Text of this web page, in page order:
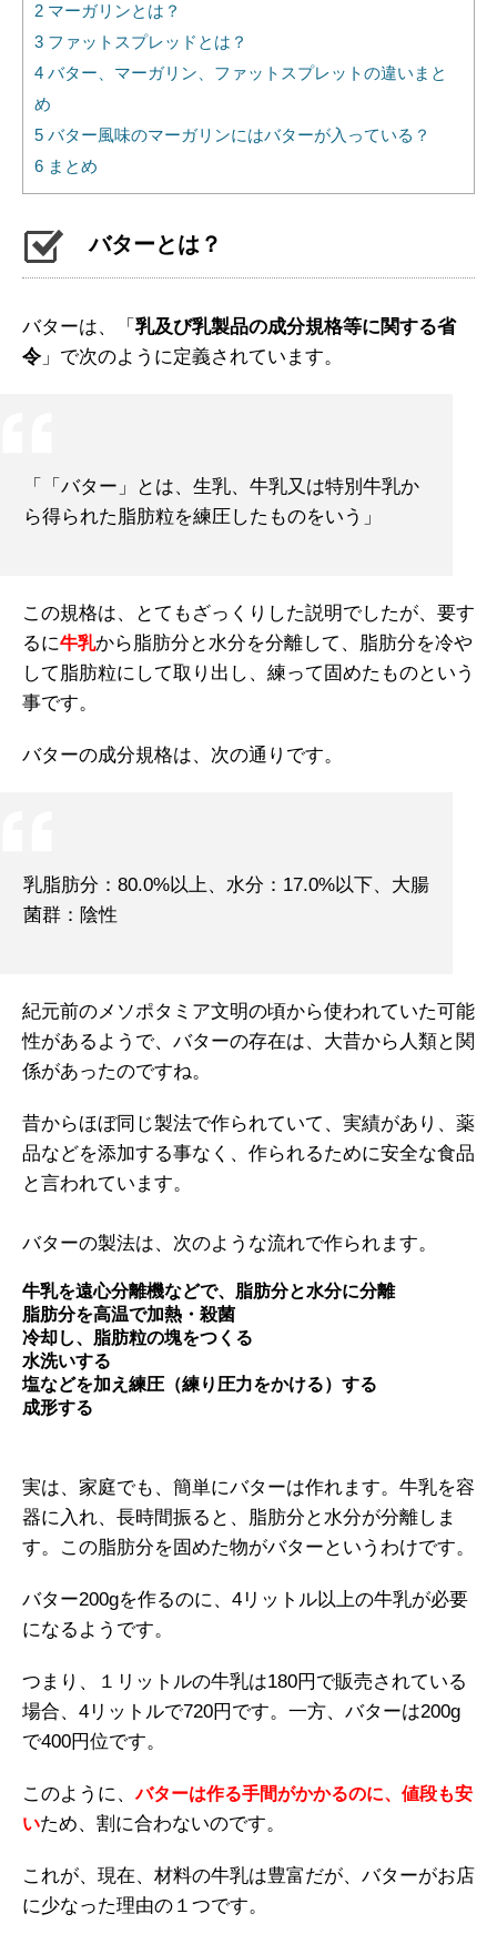
2 マーガリンとは？
3 ファットスプレッドとは？
4 バター、マーガリン、ファットスプレットの違いまと
め
5 バター風味のマーガリンにはバターが入っている？
6 まとめ
バターとは？
バターは、「 乳及び乳製品の成分規格等に関する省
令 」で次のように定義されています。
「「バター」とは、生乳、牛乳又は特別牛乳か
ら得られた脂肪粒を練圧したものをいう」
この規格は、とてもざっくりした説明でしたが、要す
るに牛乳から脂肪分と水分を分離して、脂肪分を冷や
して脂肪粒にして取り出し、練って固めたものという
事です。
バターの成分規格は、次の通りです。
乳脂肪分：80.0%以上、水分：17.0%以下、大腸
菌群：陰性
紀元前のメソポタミア文明の頃から使われていた可能
性があるようで、バターの存在は、大昔から人類と関
係があったのですね。
昔からほぼ同じ製法で作られていて、実績があり、薬
品などを添加する事なく、作られるために安全な食品
と言われています。
バターの製法は、次のような流れで作られます。
牛乳を遠心分離機などで、脂肪分と水分に分離
脂肪分を高温で加熱・殺菌
冷却し、脂肪粒の塊をつくる
水洗いする
塩などを加え練圧（練り圧力をかける）する
成形する
実は、家庭でも、簡単にバターは作れます。牛乳を容
器に入れ、長時間振ると、脂肪分と水分が分離しま
す。この脂肪分を固めた物がバターというわけです。
バター200gを作るのに、4リットル以上の牛乳が必要
になるようです。
つまり、１リットルの牛乳は180円で販売されている
場合、4リットルで720円です。一方、バターは200g
で400円位です。
このように、バターは作る手間がかかるのに、値段も安
いため、割に合わないのです。
これが、現在、材料の牛乳は豊富だが、バターがお店
に少なった理由の１つです。